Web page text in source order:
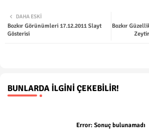
ter tsap
Bozkır
DAHA ESKI
Bozkır Görünümleri 17.12.2011 Slayt
Gösterisi
BUNLARDA İLGINI ÇEKEBILIR!
Error: Sonuç bulunamadı